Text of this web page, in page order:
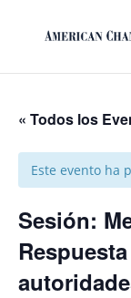
« Todos los
Este evento ha
Sesión: